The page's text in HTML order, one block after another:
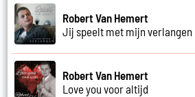
Robert Van Hemert
Jij speelt met mijn verlangen
Robert Van Hemert
Love you voor altijd